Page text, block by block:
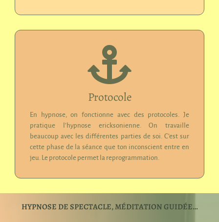
Protocole
En hypnose, on fonctionne avec des protocoles. Je
pratique l’hypnose ericksonienne. On travaille
beaucoup avec les différentes parties de soi. C’est sur
cette phase de la séance que ton inconscient entre en
jeu. Le protocole permet la reprogrammation.
HYPNOSE DE SPECTACLE, MÉDITATION GUIDÉE…